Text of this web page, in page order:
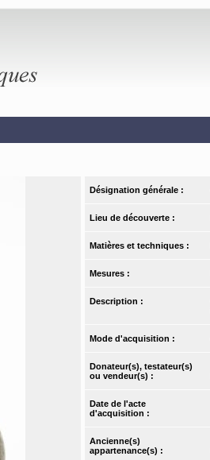
Désignation générale :
Lieu de découverte :
Matières et techniques :
Mesures :
Description :
Mode d'acquisition :
Donateur(s), testateur(s)
ou vendeur(s) :
Date de l'acte
d'acquisition :
Ancienne(s)
appartenance(s) :